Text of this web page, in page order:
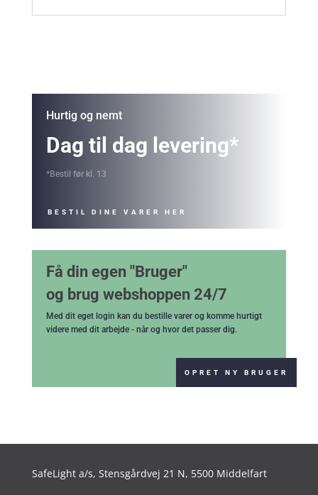
Hurtig og nemt
Dag til dag levering*
*Bestil før kl. 13
BESTIL DINE VARER HER
Få din egen "Bruger"
og brug webshoppen 24/7
Med dit eget login kan du bestille varer og komme hurtigt
videre med dit arbejde - når og hvor det passer dig.
OPRET NY BRUGER
SafeLight a/s, Stensgårdvej 21 N, 5500 Middelfart